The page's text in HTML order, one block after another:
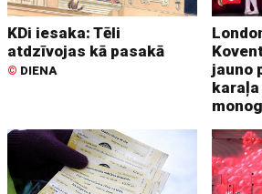
KDi iesaka: Tēli
atdzīvojas kā pasakā
© DIENA
jauno
karaļa